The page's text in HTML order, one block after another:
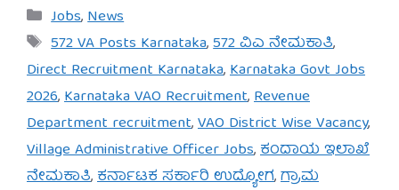
Categories
Jobs,News
Tags
572 VA Posts Karnataka,572 ವಿಎ ನೇಮಕಾತಿ,
Direct Recruitment Karnataka,Karnataka Govt Jobs
2026,Karnataka VAO Recruitment,Revenue
Department recruitment,VAO District Wise Vacancy,
Village Administrative Officer Jobs,ಕಂದಾಯ ಇಲಾಖೆ
ನೇಮಕಾತಿ,ಕರ್ನಾಟಕ ಸರ್ಕಾರಿ ಉದ್ಯೋಗ,ಗ್ರಾಮ